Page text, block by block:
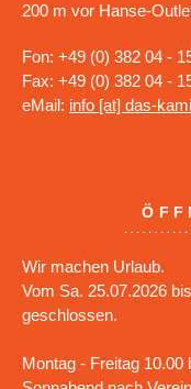
200 m vor Hanse-
Fon: +49 (0) 382 04 -
Fax: +49 (0) 382 04 -
eMail: info [at] das-
Wir machen Urlaub.
Vom Sa. 25.07.2026
geschlossen.
Montag - Freitag 10.00